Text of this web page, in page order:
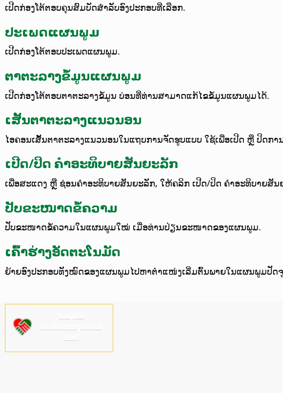
ເປີດກ່ອງໂຕ້ຕອບຄຸນສົມບັດສຳລັບອົງປະກອບທີ່ເລືອກ.
ປະເພດແຜນພູມ
ເປີດກ່ອງໂຕ້ຕອບປະເພດແຜນພູມ.
ຕາຕະລາງຂໍ້ມູນແຜນພູມ
ເປີດກ່ອງໂຕ້ຕອບຕາຕະລາງຂໍ້ມູນ ບ່ອນທີ່ທ່ານສາມາດແກ້ໄຂຂໍ້ມູນແຜນພູມໄດ້.
ເສັ້ນຕາຕະລາງແນວນອນ
ໄອຄອນເສັ້ນຕາຕະລາງແນວນອນໃນແຖບການຈັດຮູບແບບ ໃຊ້ເພື່ອເປີດ ຫຼື ປິດກ
ເປີດ/ປິດ ຄຳອະທິບາຍສັນຍະລັກ
ເພື່ອສະແດງ ຫຼື ຊ່ອນຄຳອະທິບາຍສັນຍະລັກ, ໃຫ້ຄລິກ ເປີດ/ປິດ ຄຳອະທິບາຍສັ
ປັບຂະໜາດຂໍ້ຄວາມ
ປັບຂະໜາດຂໍ້ຄວາມໃນແຜນພູມໃໝ່ ເມື່ອທ່ານປ່ຽນຂະໜາດຂອງແຜນພູມ.
ເຄົ້າຮ່າງອັດຕະໂນມັດ
ຍ້າຍອົງປະກອບທັງໝົດຂອງແຜນພູມໄປຫາຕຳແໜ່ງເລີ່ມຕົ້ນພາຍໃນແຜນພູມປັ